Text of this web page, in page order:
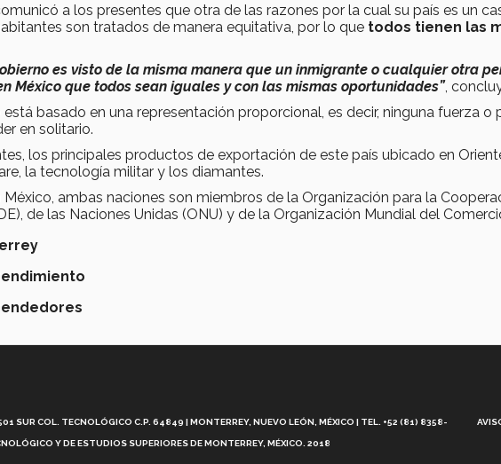
a los presentes que otra de las razones por la cual su país es un
son tratados de manera equitativa, por lo que todos tienen las
es visto de la misma manera que un inmigrante o cualquier otra
México que todos sean iguales y con las mismas oportunidades”,
basado en una representación proporcional, es decir, ninguna fuerza o
en solitario.
los principales productos de exportación de este país ubicado en
la tecnología militar y los diamantes.
ambas naciones son miembros de la Organización para la
de las Naciones Unidas (ONU) y de la Organización Mundial del
SUR COL. TECNOLÓGICO C.P. 64849 | MONTERREY, NUEVO LEÓN, MÉXICO | TEL. +52 (81) 8358-
Y DE ESTUDIOS SUPERIORES DE MONTERREY, MÉXICO. 2018